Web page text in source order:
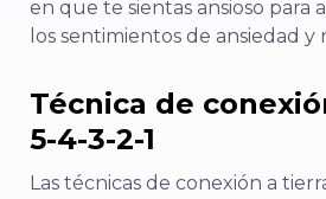
en que te sientas ansioso para
los sentimientos de ansiedad y
Técnica de
5-4-3-2-1
Las técnicas de conexión a